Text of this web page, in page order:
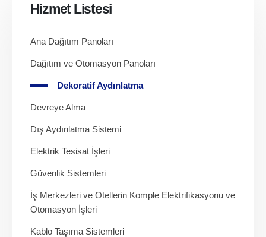
Hizmet Listesi
Ana Dağıtım Panoları
Dağıtım ve Otomasyon Panoları
Dekoratif Aydınlatma
Devreye Alma
Dış Aydınlatma Sistemi
Elektrik Tesisat İşleri
Güvenlik Sistemleri
İş Merkezleri ve Otellerin Komple Elektrifikasyonu ve
Otomasyon İşleri
Kablo Taşıma Sistemleri